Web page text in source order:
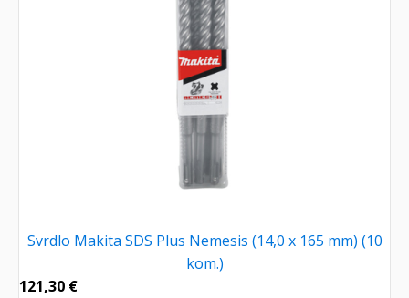
Svrdlo Makita SDS Plus Nemesis (14,0 x 165 mm) (10
kom.)
121,30 €